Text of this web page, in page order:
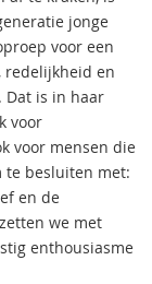
jonge
voor een
redelijkheid en
Dat is in haar
voor
voor mensen die
te besluiten met:
en de
we met
enthousiasme